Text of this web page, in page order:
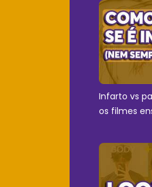
Infarto vs
os filmes